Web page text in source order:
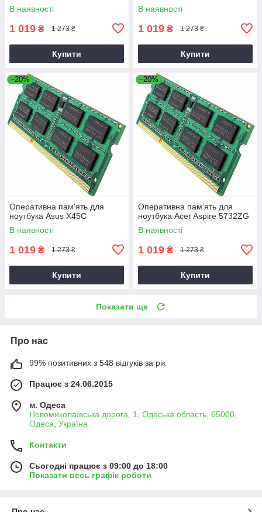
В наявності
1 019 ₴ 1 273 ₴
Купити
В наявності
1 019 ₴ 1 273 ₴
Купити
–20%
Оперативна пам'ять для
ноутбука Asus X45C
В наявності
1 019 ₴ 1 273 ₴
Купити
–20%
Оперативна пам'ять для
ноутбука Acer Aspire 5732ZG
В наявності
1 019 ₴ 1 273 ₴
Купити
Показати ще
Про нас
99% позитивних з 548 відгуків за рік
Працює з 24.06.2015
м. Одеса
Новомиколаївська дорога, 1, Одеська область, 65000,
Одеса, Україна
Контакти
Сьогодні працює з 09:00 до 18:00
Показати весь графік роботи